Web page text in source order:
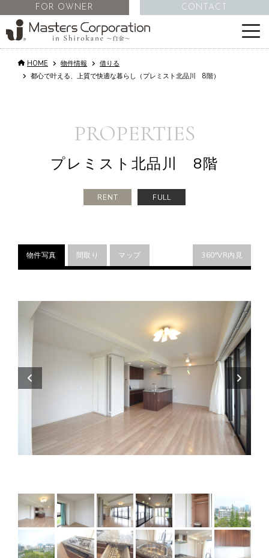
サービス
不動産管理
採用情報
FOR OWNER CONTACT
HOME 物件情報
借りる
都心で叶える、上質で快適な暮らし（プレミスト北品川 8階）
PROPERTIES
プレミスト北品川 8階
RENT FULL
物件写真 間取り マップ 360°VR内見